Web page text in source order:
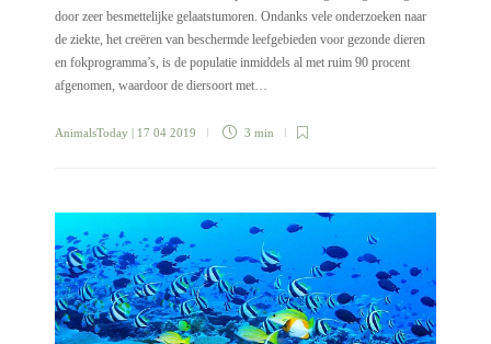
door zeer besmettelijke gelaatstumoren. Ondanks vele onderzoeken naar
de ziekte, het creëren van beschermde leefgebieden voor gezonde dieren
en fokprogramma’s, is de populatie inmiddels al met ruim 90 procent
afgenomen, waardoor de diersoort met…
AnimalsToday | 17 04 2019 3 min